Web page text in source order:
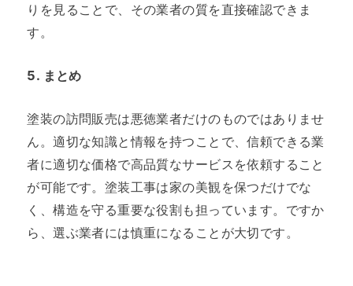
りを見ることで、その業者の質を直接確認できま
す。
5. まとめ
塗装の訪問販売は悪徳業者だけのものではありませ
ん。適切な知識と情報を持つことで、信頼できる業
者に適切な価格で高品質なサービスを依頼すること
が可能です。塗装工事は家の美観を保つだけでな
く、構造を守る重要な役割も担っています。ですか
ら、選ぶ業者には慎重になることが大切です。